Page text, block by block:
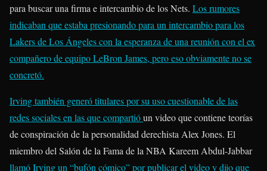
para buscar una firma e intercambio de los Nets. Los rumores
indicabanque estaba presionando para un intercambio para los
Lakers de Los Ángeles con la esperanza de una reunión con el ex
compañero de equipo LeBron James, pero eso obviamente no se
concretó.
Irving también generó titulares por su uso cuestionable de las
redes sociales en las quecompartióun video que contiene teorías
de conspiración de la personalidad derechista Alex Jones. El
miembro del Salón de la Fama de la NBA Kareem Abdul-Jabbar
llamóIrving un “bufón cómico” por publicar el video y dijo que